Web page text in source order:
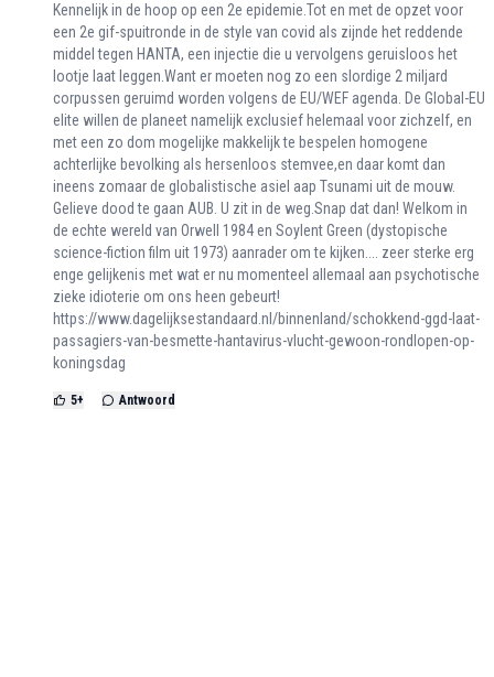
Kennelijk in de hoop op een 2e epidemie.Tot en met de opzet voor
een 2e gif-spuitronde in de style van covid als zijnde het reddende
middel tegen HANTA, een injectie die u vervolgens geruisloos het
lootje laat leggen.Want er moeten nog zo een slordige 2 miljard
corpussen geruimd worden volgens de EU/WEF agenda. De Global-EU
elite willen de planeet namelijk exclusief helemaal voor zichzelf, en
met een zo dom mogelijke makkelijk te bespelen homogene
achterlijke bevolking als hersenloos stemvee,en daar komt dan
ineens zomaar de globalistische asiel aap Tsunami uit de mouw.
Gelieve dood te gaan AUB. U zit in de weg.Snap dat dan! Welkom in
de echte wereld van Orwell 1984 en Soylent Green (dystopische
science-fiction film uit 1973) aanrader om te kijken.... zeer sterke erg
enge gelijkenis met wat er nu momenteel allemaal aan psychotische
zieke idioterie om ons heen gebeurt!
https://www.dagelijksestandaard.nl/binnenland/schokkend-ggd-laat-
passagiers-van-besmette-hantavirus-vlucht-gewoon-rondlopen-op-
koningsdag
5+ Antwoord